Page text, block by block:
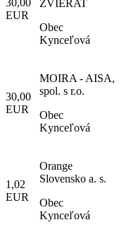
30,00
EUR
ZVIERAT
Obec
Kynceľová
30,00
EUR
MOIRA - AISA,
spol. s r.o.
Obec
Kynceľová
1,02
EUR
Orange
Slovensko a. s.
Obec
Kynceľová